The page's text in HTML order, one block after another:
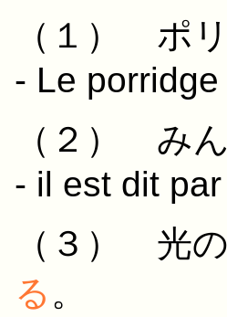
（１） ポ
- Le
（２） み
- il est dit
（３） 光の
る 。